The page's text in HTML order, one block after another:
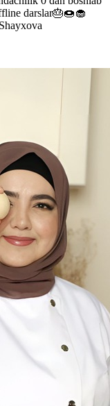
darslar🎂🍩🧁